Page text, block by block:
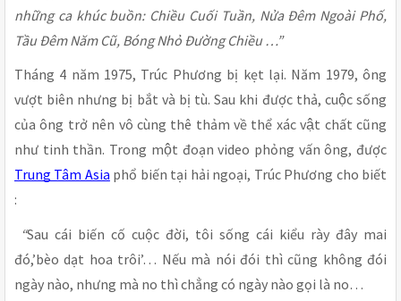
những ca khúc buồn: Chiều Cuối Tuần, Nửa Đêm Ngoài Phố,
Tầu Đêm Năm Cũ, Bóng Nhỏ Đường Chiều …”
Tháng 4 năm 1975, Trúc Phương bị kẹt lại. Năm 1979, ông
vượt biên nhưng bị bắt và bị tù. Sau khi được thả, cuộc sống
của ông trở nên vô cùng thê thảm về thể xác vật chất cũng
như tinh thần. Trong một đoạn video phỏng vấn ông, được
Trung Tâm Asia phổ biến tại hải ngoại, Trúc Phương cho biết
:
“Sau cái biến cố cuộc đời, tôi sống cái kiểu rày đây mai
đó,’bèo dạt hoa trôi’… Nếu mà nói đói thì cũng không đói
ngày nào, nhưng mà no thì chẳng có ngày nào gọi là no…